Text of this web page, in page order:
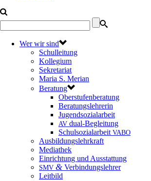
Wer wir sind
Schulleitung
Kollegium
Sekretariat
Maria S. Merian
Beratung
Oberstufenberatung
Beratungslehrerin
Jugendsozialarbeit
AV dual-Begleitung
Schulsozialarbeit VABO
Ausbildungslehrkraft
Mediathek
Einrichtung und Ausstattung
SMV & Verbindungslehrer
Leitbild